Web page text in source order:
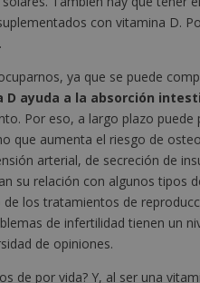
con vitamina D.
ya que se puede
D ayuda a la absorción
Por eso, a largo plazo
que aumenta el riesgo de
arterial, de secreción de
su relación con algunos tipos
los tratamientos de
de infertilidad tienen un
de opiniones.
de por vida? Y, al ser una